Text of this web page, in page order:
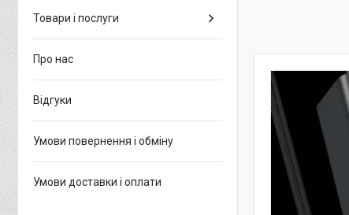
Товари і послуги
Про нас
Відгуки
Умови повернення і обміну
Умови доставки і оплати